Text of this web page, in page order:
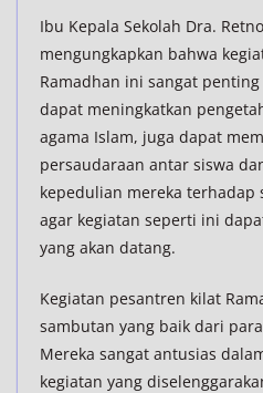
Ibu Kepala Sekolah Dra.
mengungkapkan bahwa
Ramadhan ini sangat
dapat meningkatkan
agama Islam, juga dapat
persaudaraan antar siswa
kepedulian mereka terhadap
agar kegiatan seperti ini
yang akan datang.
Kegiatan pesantren kilat
sambutan yang baik dari
Mereka sangat antusias
kegiatan yang